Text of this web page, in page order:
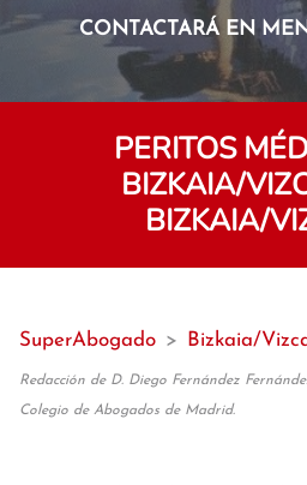
CONTACTARÁ EN
PERITOS
BIZKAIA/
BIZKAIA/
SuperAbogado > Bizkaia/
Redacción de D. Diego Fernández
Colegio de Abogados de Madrid.